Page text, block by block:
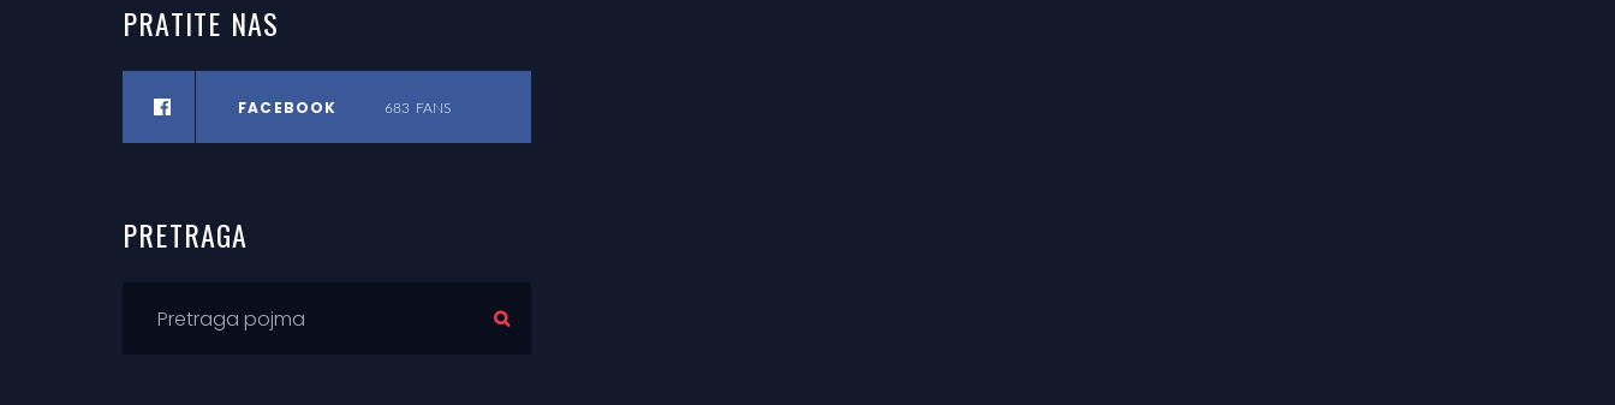
PRATITE NAS
FACEBOOK 683 FANS
PRETRAGA